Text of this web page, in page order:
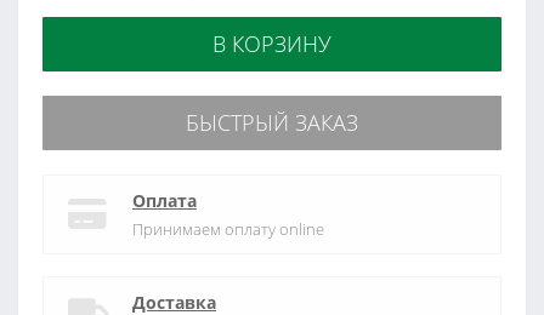
В КОРЗИНУ
БЫСТРЫЙ ЗАКАЗ
Оплата
Принимаем оплату online
Доставка